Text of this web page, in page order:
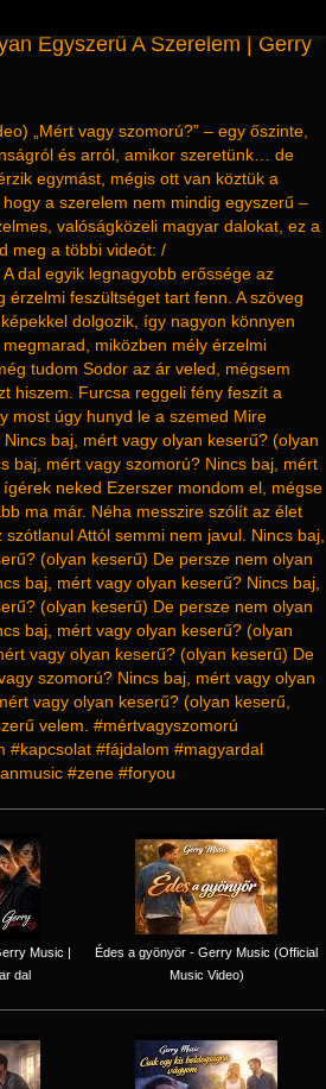
Egyszerű A Szerelem | Gerry
„Mért vagy szomorú?” – egy őszinte,
és arról, amikor szeretünk… de
egymást, mégis ott van köztük a
a szerelem nem mindig egyszerű –
valóságközeli magyar dalokat, ez a
meg a többi videót: /
dal egyik legnagyobb erőssége az
érzelmi feszültséget tart fenn. A szöveg
dolgozik, így nagyon könnyen
miközben mély érzelmi
tudom Sodor az ár veled, mégsem
hiszem. Furcsa reggeli fény feszít a
most úgy hunyd le a szemed Mire
baj, mért vagy olyan keserű? (olyan
baj, mért vagy szomorú? Nincs baj, mért
neked Ezerszer mondom el, mégse
ma már. Néha messzire szólít az élet
Attól semmi nem javul. Nincs baj,
(olyan keserű) De persze nem olyan
baj, mért vagy olyan keserű? Nincs baj,
(olyan keserű) De persze nem olyan
baj, mért vagy olyan keserű? (olyan
vagy olyan keserű? (olyan keserű) De
szomorú? Nincs baj, mért vagy olyan
vagy olyan keserű? (olyan keserű,
velem. #mértvagyszomorú
#kapcsolat #fájdalom #magyardal
#zene #foryou
Music |
dal
Édes a gyönyör - Gerry Music (Official
Music Video)